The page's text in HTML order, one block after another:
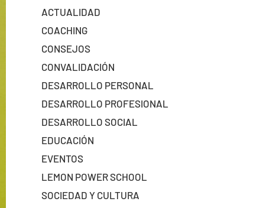
ACTUALIDAD
COACHING
CONSEJOS
CONVALIDACIÓN
DESARROLLO PERSONAL
DESARROLLO PROFESIONAL
DESARROLLO SOCIAL
EDUCACIÓN
EVENTOS
LEMON POWER SCHOOL
SOCIEDAD Y CULTURA